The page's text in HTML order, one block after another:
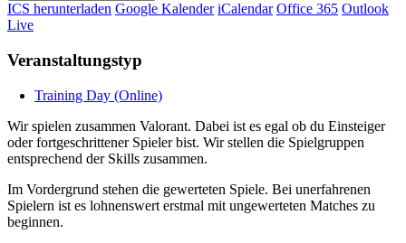
ICS herunterladen Google Kalender iCalendar Office 365 Outlook
Live
Veranstaltungstyp
Training Day (Online)
Wir spielen zusammen Valorant. Dabei ist es egal ob du Einsteiger
oder fortgeschrittener Spieler bist. Wir stellen die Spielgruppen
entsprechend der Skills zusammen.
Im Vordergrund stehen die gewerteten Spiele. Bei unerfahrenen
Spielern ist es lohnenswert erstmal mit ungewerteten Matches zu
beginnen.